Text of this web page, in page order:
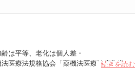
は平等、老化は個人差・
医療法規格協会「薬機法医療法広告遵守
続きを読む